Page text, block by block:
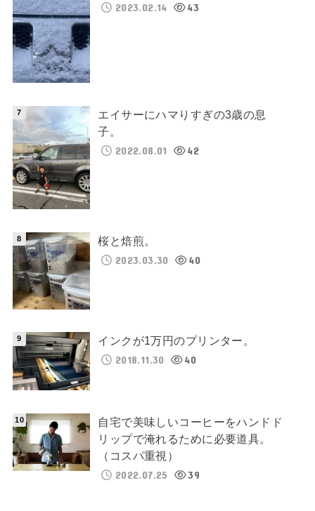
2023.02.14
43
エイサーにハマりすぎの3歳の息
子。
2022.08.01
42
桜と焙煎。
2023.03.30
40
インクが1万円のプリンター。
2018.11.30
40
自宅で美味しいコーヒーをハンドド
リップで淹れるために必要道具。
（コスパ重視）
2022.07.25
39